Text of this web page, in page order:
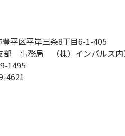
平区平岸三条8丁目6-1-405
部 事務局 （株）インパルス内）
1495
4621